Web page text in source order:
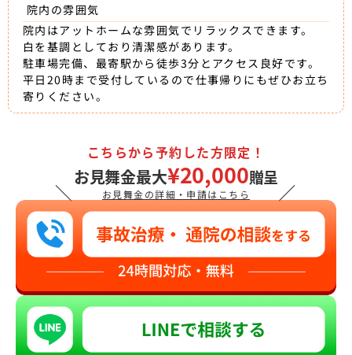
院内の雰囲気
院内はアットホームな雰囲気でリラックスできます。
白を基調としており清潔感があります。
駐車場完備、最寄駅から徒歩3分とアクセス良好です。
平日20時まで受付しているので仕事帰りにもぜひお立ち
寄りください。
＼
こちらから予約した方限定！
お見舞金最大¥20,000贈呈
お見舞金の詳細・申請はこちら ／